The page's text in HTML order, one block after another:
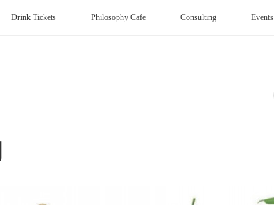
Drink Tickets Philosophy Cafe Consulting Events